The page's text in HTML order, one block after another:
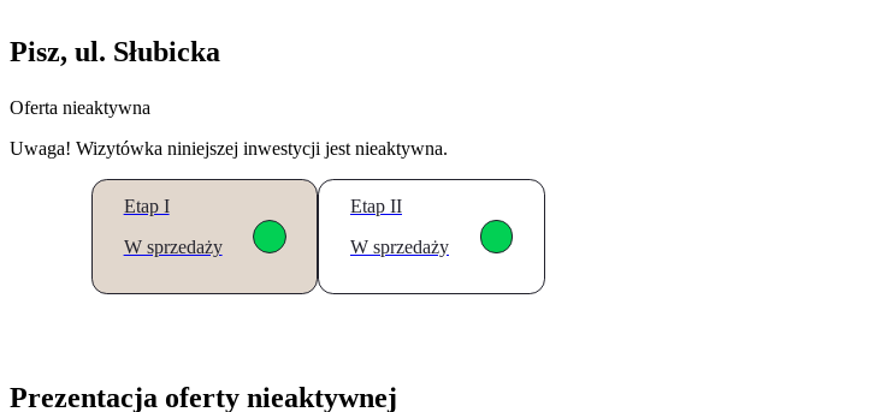
Pisz, ul. Słubicka
Oferta nieaktywna
Uwaga! Wizytówka niniejszej inwestycji jest nieaktywna.
Etap I
W sprzedaży
Etap II
W sprzedaży
Prezentacja oferty nieaktywnej